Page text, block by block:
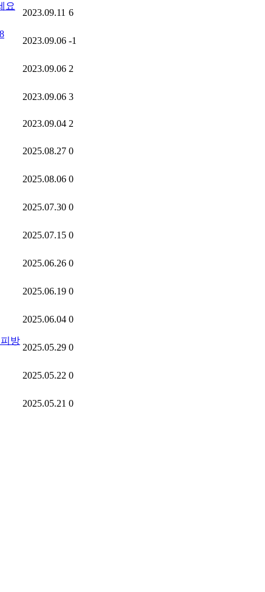
요
2023.09.11 6
2023.09.06 -1
2023.09.06 2
2023.09.06 3
2023.09.04 2
2025.08.27 0
2025.08.06 0
2025.07.30 0
2025.07.15 0
2025.06.26 0
2025.06.19 0
2025.06.04 0
방
2025.05.29 0
2025.05.22 0
2025.05.21 0